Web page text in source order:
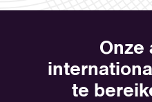
Onze
te